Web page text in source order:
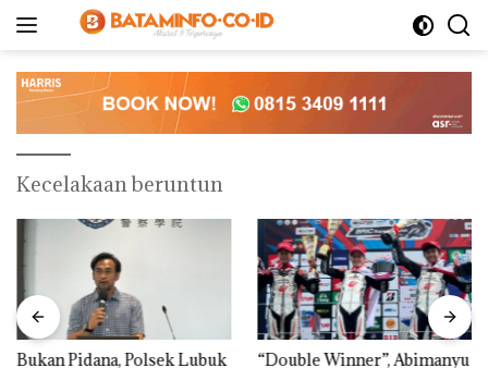
Kecelakaan beruntun
Bukan Pidana, Polsek Lubuk
“Double Winner”, Abimanyu